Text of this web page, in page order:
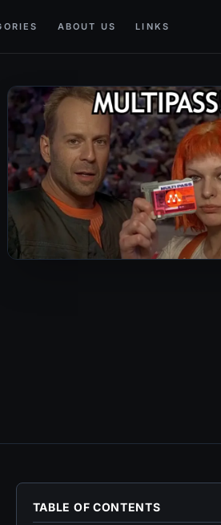
ABOUT US LINKS
TABLE OF CONTENTS